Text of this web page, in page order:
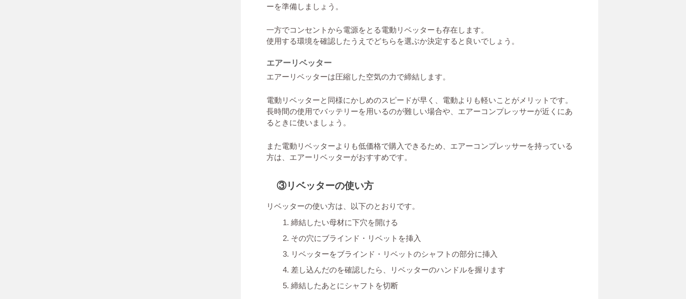
ーを準備しましょう。
一方でコンセントから電源をとる電動リベッターも存在します。
使用する環境を確認したうえでどちらを選ぶか決定すると良いでしょう。
エアーリベッター
エアーリベッターは圧縮した空気の力で締結します。
電動リベッターと同様にかしめのスピードが早く、電動よりも軽いことがメリットです。
長時間の使用でバッテリーを用いるのが難しい場合や、エアーコンプレッサーが近くにあ
るときに使いましょう。
また電動リベッターよりも低価格で購入できるため、エアーコンプレッサーを持っている
方は、エアーリベッターがおすすめです。
③リベッターの使い方
リベッターの使い方は、以下のとおりです。
締結したい母材に下穴を開ける
その穴にブラインド・リベットを挿入
リベッターをブラインド・リベットのシャフトの部分に挿入
差し込んだのを確認したら、リベッターのハンドルを握ります
締結したあとにシャフトを切断